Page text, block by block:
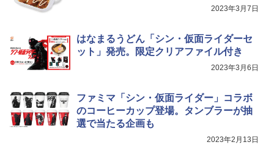
シャープ ウォーターオーブン ヘルシオ
クション トースト機能
￥44,800
2023年3月7日
はなまるうどん「シン・仮面ライダーセ
ット」発売。限定クリアファイル付き
2023年3月6日
ファミマ「シン・仮面ライダー」コラボ
のコーヒーカップ登場。タンブラーが抽
選で当たる企画も
2023年2月13日